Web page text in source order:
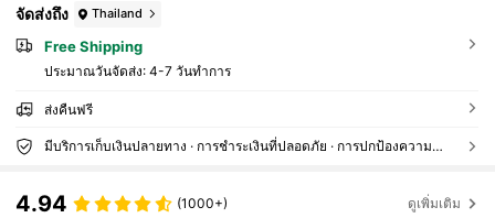
จัดส่งถึง Thailand
Free Shipping
ประมาณวันจัดส่ง: 4-7 วันทำการ
ส่งคืนฟรี
มีบริการเก็บเงินปลายทาง · การชำระเงินที่ปลอดภัย · การปกป้องความเป็นส่วนตัว
4.94 (1000+) ดูเพิ่มเติม